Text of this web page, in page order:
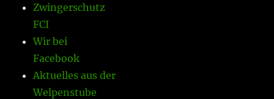
Zwingerschutz
FCI
Wir bei
Facebook
Aktuelles aus der
Welpenstube